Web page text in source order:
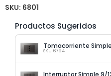
SKU: 6801
Productos Sugeridos
SKU 6794